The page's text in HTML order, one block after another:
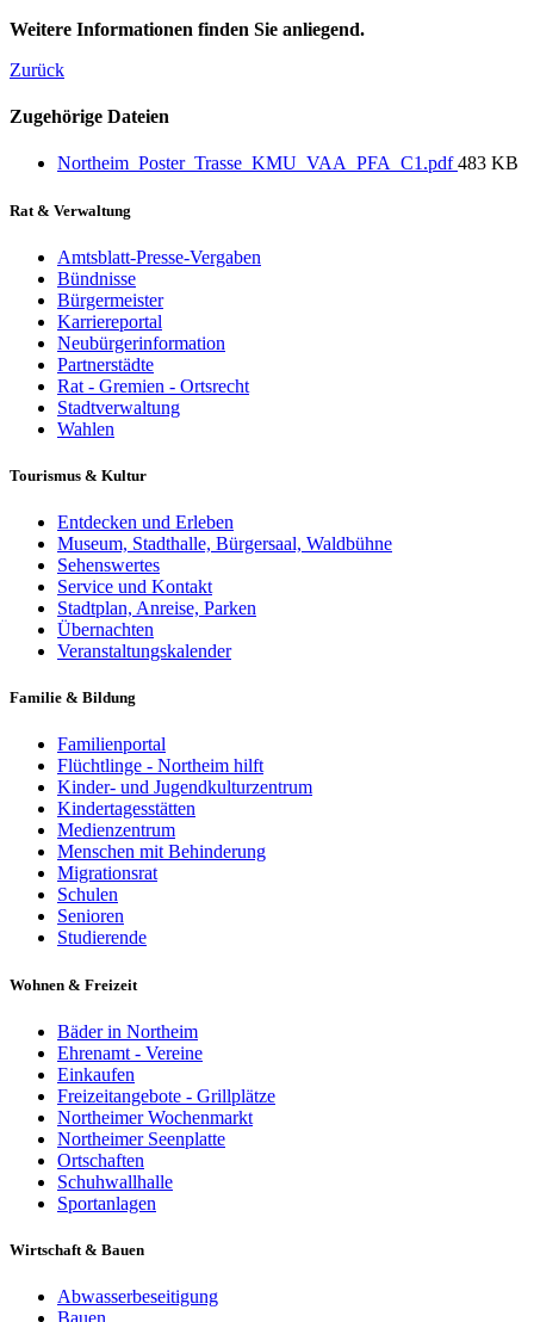
Weitere Informationen finden Sie anliegend.
Zurück
Zugehörige Dateien
Northeim_Poster_Trasse_KMU_VAA_PFA_C1.pdf483 KB
Rat & Verwaltung
Amtsblatt-Presse-Vergaben
Bündnisse
Bürgermeister
Karriereportal
Neubürgerinformation
Partnerstädte
Rat - Gremien - Ortsrecht
Stadtverwaltung
Wahlen
Tourismus & Kultur
Entdecken und Erleben
Museum, Stadthalle, Bürgersaal, Waldbühne
Sehenswertes
Service und Kontakt
Stadtplan, Anreise, Parken
Übernachten
Veranstaltungskalender
Familie & Bildung
Familienportal
Flüchtlinge - Northeim hilft
Kinder- und Jugendkulturzentrum
Kindertagesstätten
Medienzentrum
Menschen mit Behinderung
Migrationsrat
Schulen
Senioren
Studierende
Wohnen & Freizeit
Bäder in Northeim
Ehrenamt - Vereine
Einkaufen
Freizeitangebote - Grillplätze
Northeimer Wochenmarkt
Northeimer Seenplatte
Ortschaften
Schuhwallhalle
Sportanlagen
Wirtschaft & Bauen
Abwasserbeseitigung